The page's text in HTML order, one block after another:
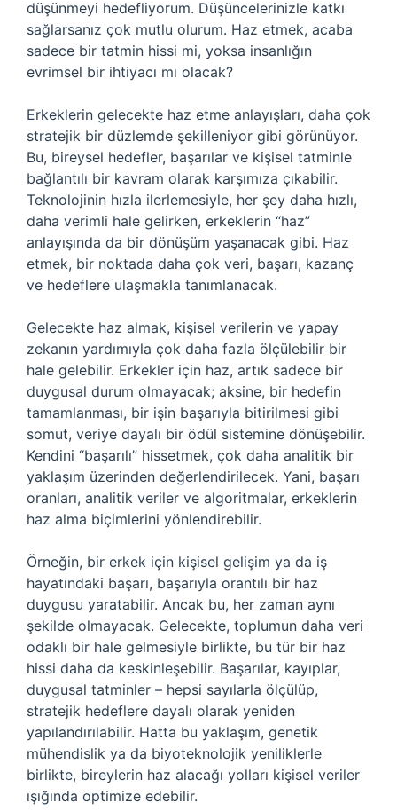
düşünmeyi hedefliyorum. Düşüncelerinizle katkı
sağlarsanız çok mutlu olurum. Haz etmek, acaba
sadece bir tatmin hissi mi, yoksa insanlığın
evrimsel bir ihtiyacı mı olacak?
Erkeklerin gelecekte haz etme anlayışları, daha çok
stratejik bir düzlemde şekilleniyor gibi görünüyor.
Bu, bireysel hedefler, başarılar ve kişisel tatminle
bağlantılı bir kavram olarak karşımıza çıkabilir.
Teknolojinin hızla ilerlemesiyle, her şey daha hızlı,
daha verimli hale gelirken, erkeklerin “haz”
anlayışında da bir dönüşüm yaşanacak gibi. Haz
etmek, bir noktada daha çok veri, başarı, kazanç
ve hedeflere ulaşmakla tanımlanacak.
Gelecekte haz almak, kişisel verilerin ve yapay
zekanın yardımıyla çok daha fazla ölçülebilir bir
hale gelebilir. Erkekler için haz, artık sadece bir
duygusal durum olmayacak; aksine, bir hedefin
tamamlanması, bir işin başarıyla bitirilmesi gibi
somut, veriye dayalı bir ödül sistemine dönüşebilir.
Kendini “başarılı” hissetmek, çok daha analitik bir
yaklaşım üzerinden değerlendirilecek. Yani, başarı
oranları, analitik veriler ve algoritmalar, erkeklerin
haz alma biçimlerini yönlendirebilir.
Örneğin, bir erkek için kişisel gelişim ya da iş
hayatındaki başarı, başarıyla orantılı bir haz
duygusu yaratabilir. Ancak bu, her zaman aynı
şekilde olmayacak. Gelecekte, toplumun daha veri
odaklı bir hale gelmesiyle birlikte, bu tür bir haz
hissi daha da keskinleşebilir. Başarılar, kayıplar,
duygusal tatminler – hepsi sayılarla ölçülüp,
stratejik hedeflere dayalı olarak yeniden
yapılandırılabilir. Hatta bu yaklaşım, genetik
mühendislik ya da biyoteknolojik yeniliklerle
birlikte, bireylerin haz alacağı yolları kişisel veriler
ışığında optimize edebilir.